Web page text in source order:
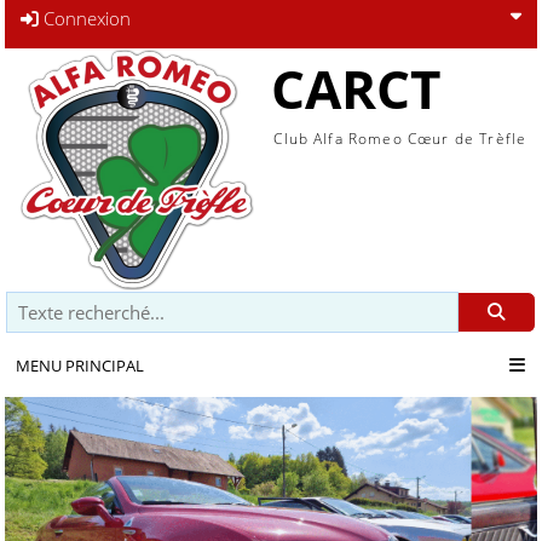
Connexion
CARCT
Club Alfa Romeo Cœur de Trèfle
Recherche
MENU PRINCIPAL